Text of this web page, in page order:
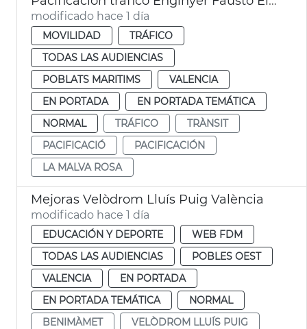
modificado hace 1 día
MOVILIDAD
TRÁFICO
TODAS LAS AUDIENCIAS
POBLATS MARITIMS
VALENCIA
EN PORTADA
EN PORTADA TEMÁTICA
NORMAL
TRÁFICO
TRÀNSIT
PACIFICACIÓ
PACIFICACIÓN
LA MALVA ROSA
Mejoras Velòdrom Lluís Puig València
modificado hace 1 día
EDUCACIÓN Y DEPORTE
WEB FDM
TODAS LAS AUDIENCIAS
POBLES OEST
VALENCIA
EN PORTADA
EN PORTADA TEMÁTICA
NORMAL
BENIMÀMET
VELÒDROM LLUÍS PUIG